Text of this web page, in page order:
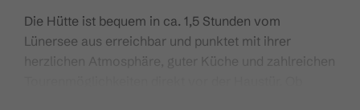
Die Hütte ist bequem in ca. 1,5 Stunden vom
Lünersee aus erreichbar und punktet mit ihrer
herzlichen Atmosphäre, guter Küche und zahlreichen